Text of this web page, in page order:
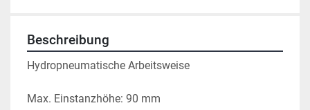
Beschreibung
Hydropneumatische Arbeitsweise
Max. Einstanzhöhe: 90 mm